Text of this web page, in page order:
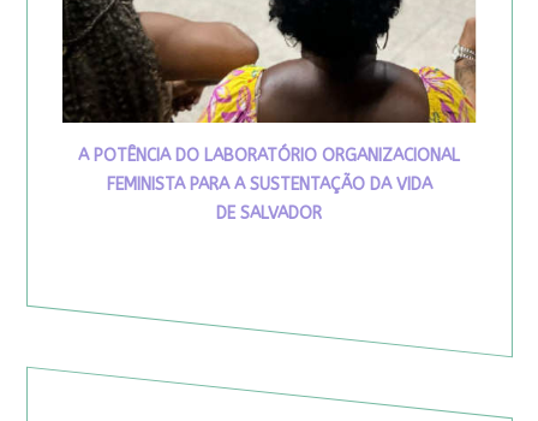
A POTÊNCIA DO LABORATÓRIO ORGANIZACIONAL
FEMINISTA PARA A SUSTENTAÇÃO DA VIDA
DE SALVADOR